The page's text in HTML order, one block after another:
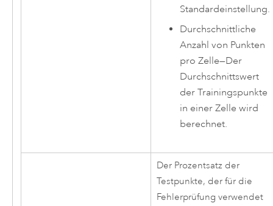
Standardeinstellung.
Durchschnittliche
Anzahl von Punkten
pro Zelle—Der
Durchschnittswert
der Trainingspunkte
in einer Zelle wird
berechnet.
Der Prozentsatz der
Testpunkte, der für die
Fehlerprüfung verwendet